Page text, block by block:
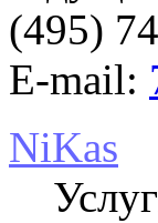
(495)
E-mail:
NiKas